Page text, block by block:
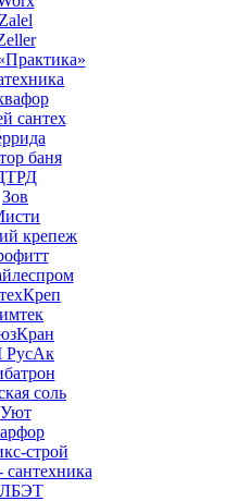
Zalel
сантех
баня
Зов
крепеж
соль
Уют
строй